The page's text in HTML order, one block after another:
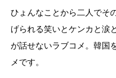
ひょんなことから二人でそ
げられる笑いとケンカと涙
が話せないラブコメ。韓国
メです。